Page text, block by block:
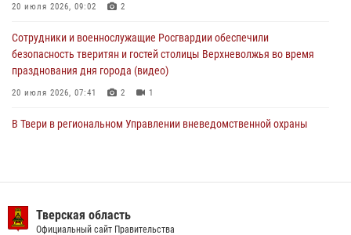
22 июля 2026, 08:35
20 июля 2026, 09:02 2
Сотрудники и военнослужащие Росгвардии обеспечили
безопасность тверитян и гостей столицы Верхневолжья во время
празднования дня города (видео)
20 июля 2026, 07:41 2 1
В Твери в региональном Управлении вневедомственной охраны
10 июля 2026, 08:44 1
Тверская область
Официальный сайт Правительства